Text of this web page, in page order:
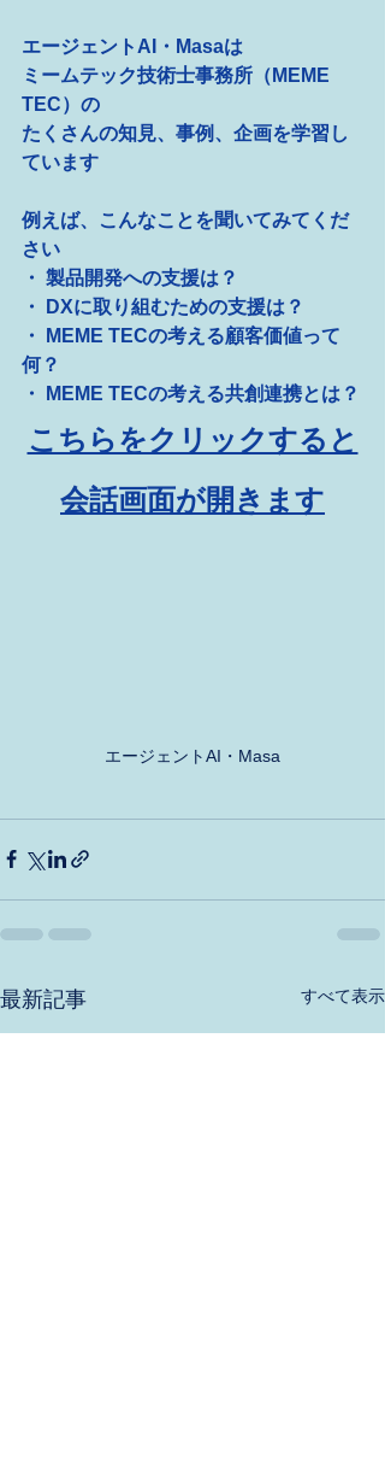
エージェントAI・Masaは
ミームテック技術士事務所（MEME
TEC）の
たくさんの知見、事例、企画を学習し
ています
例えば、こんなことを聞いてみてくだ
さい
・ 製品開発への支援は？
・ DXに取り組むための支援は？
・ MEME TECの考える顧客価値って
何？
・ MEME TECの考える共創連携とは？
こちらをクリックすると
会話画面が開きます
エージェントAI・Masa
最新記事 すべて表示